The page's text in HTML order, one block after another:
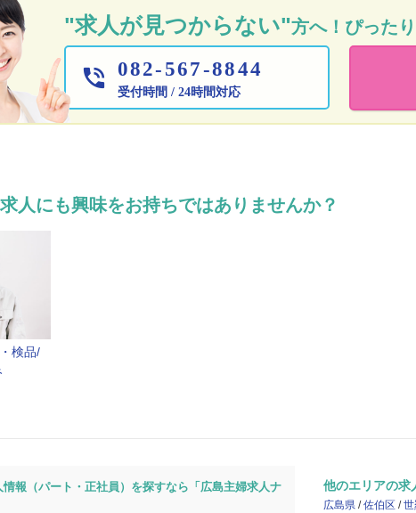
"求人が見つからない"方へ！ぴった
082-567-8844
受付時間 / 24時間対応
 簡単20秒!
人にも興味をお持ちではありませんか？
検品/
報（パート・正社員）を探すなら「広島主婦求人ナ
他のエリアの求
広島県 佐伯区